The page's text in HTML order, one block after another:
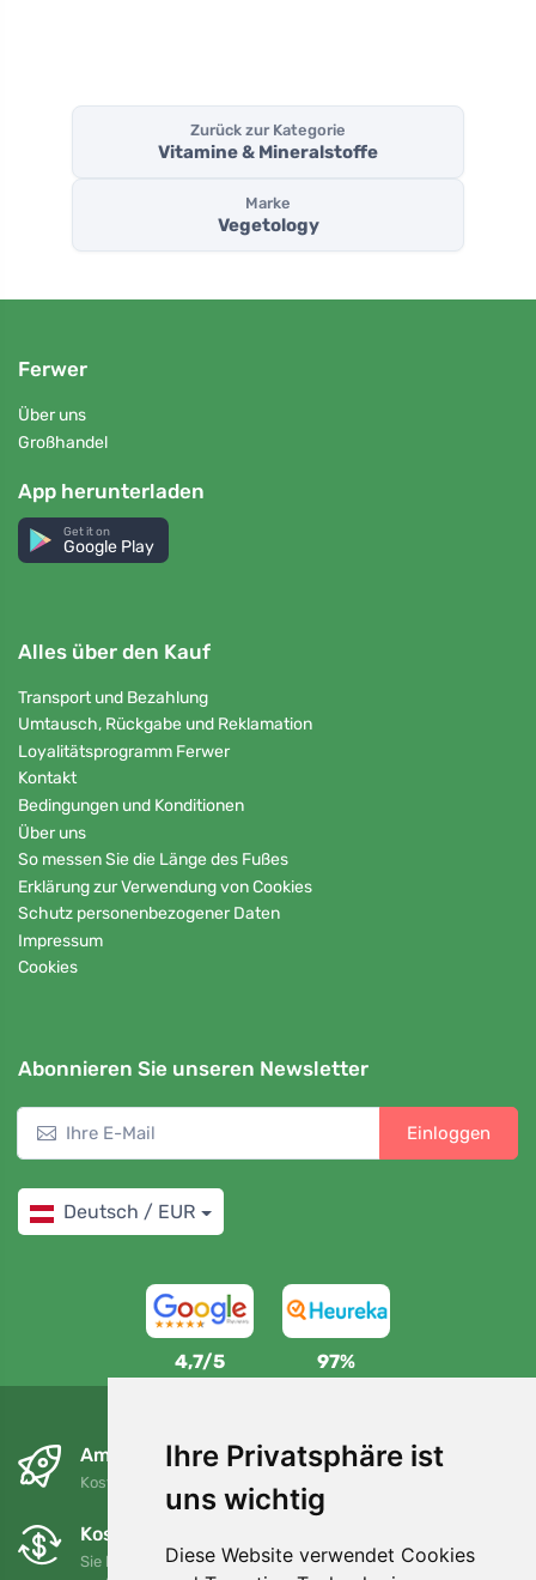
Ihre Privatsphäre ist
uns wichtig
Diese Website verwendet Cookies
Zurück zur Kategorie
Vitamine & Mineralstoffe
Marke
Vegetology
Ferwer
Über uns
Großhandel
App herunterladen
Get it on
Google Play
Alles über den Kauf
Transport und Bezahlung
Umtausch, Rückgabe und Reklamation
Loyalitätsprogramm Ferwer
Kontakt
Bedingungen und Konditionen
Über uns
So messen Sie die Länge des Fußes
Erklärung zur Verwendung von Cookies
Schutz personenbezogener Daten
Impressum
Cookies
Abonnieren Sie unseren Newsletter
Einloggen
Deutsch / EUR
4,7/5 97%
Am nächsten Tag und kostenlos
Kostenloser Versand für Bestellungen über 80 EUR
Kostenloser Umtausch und Rückgabe
Sie können Ihre Bestellung jederzeit innerhalb von 90 Tagen